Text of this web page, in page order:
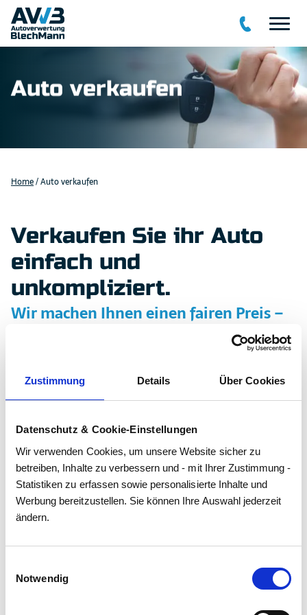
Zustimmung Details Über Cookies
Datenschutz & Cookie-Einstellungen
Wir verwenden Cookies, um unsere Website sicher zu
betreiben, Inhalte zu verbessern und - mit Ihrer Zustimmung -
Statistiken zu erfassen sowie personalisierte Inhalte und
Werbung bereitzustellen. Sie können Ihre Auswahl jederzeit
ändern.
Notwendig
mit Getriebeschaden verkaufen
verkaufen
Auto verkaufen
Home/Auto verkaufen
Verkaufen Sie ihr Auto
einfach und
unkompliziert.
Wir machen Ihnen einen fairen Preis –
Egal welche Marke oder Zustand des
Unfallauto
Auto mit Getriebeschaden verkaufen
Schlachtauto
Auto mit vielen Kilometern verkaufen
Gebrauchtwagen
Auto verkaufen? Wir helfen